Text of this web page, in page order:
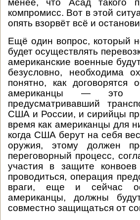
менее, что Асад такого
компромисс. Вот в этой
опять взорвёт всё и
Ещё один вопрос, который
будет осуществлять
американские военные
безусловно, необходима
понятно, как
американцы — это
предусматривавший
США и России, и сирийцы
время как американцы для
когда США берут на себя
оружия, этому должен
переговорный процесс,
участия в защите
проводиться, операция
враги, еще и сейчас
американцы, должны
совместно защищаться от